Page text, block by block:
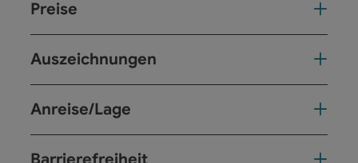
Preise
Auszeichnungen
Anreise/Lage